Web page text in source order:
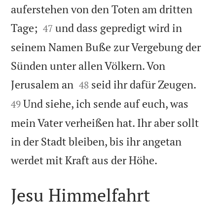
auferstehen von den Toten am dritten
Tage; 

47 und dass gepredigt wird in
seinem Namen Buße zur Vergebung der
Sünden unter allen Völkern. Von
Jerusalem an 

48 seid ihr dafür Zeugen.
49 Und siehe, ich sende auf euch, was
mein Vater verheißen hat. Ihr aber sollt
in der Stadt bleiben, bis ihr angetan
werdet mit Kraft aus der Höhe.
Jesu Himmelfahrt